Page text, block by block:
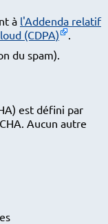
à l'Addenda relatif
(CDPA)
du spam).
est défini par
Aucun autre